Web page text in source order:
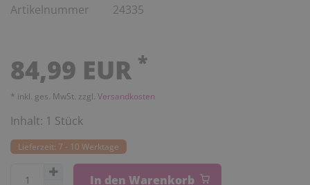
Artikelnummer 24335
84,99 EUR *
* inkl. ges. MwSt. zzgl. Versandkosten
Inhalt: 1 Stück
Lieferzeit: 7 - 10 Werktage
In den Warenkorb